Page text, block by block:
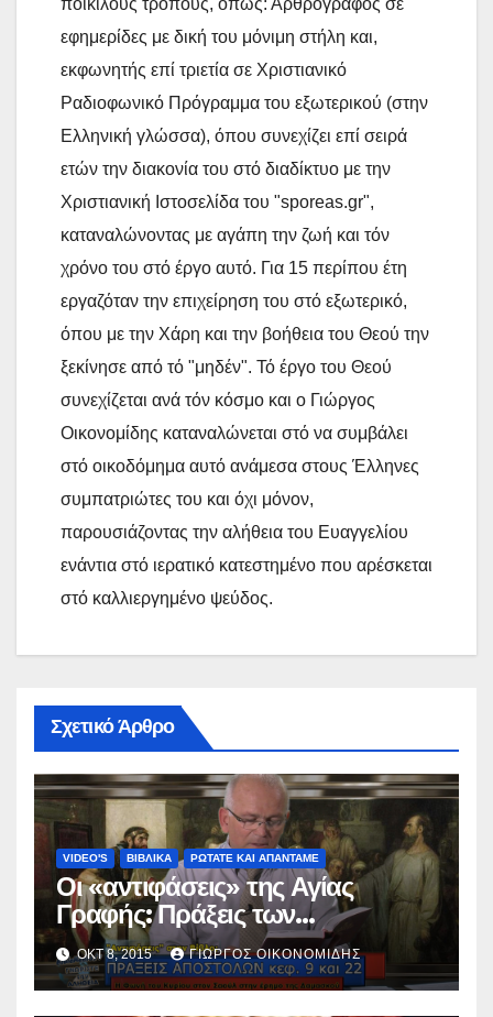
ποικίλους τρόπους, όπως: Αρθρογράφος σε
εφημερίδες με δική του μόνιμη στήλη και,
εκφωνητής επί τριετία σε Χριστιανικό
Ραδιοφωνικό Πρόγραμμα του εξωτερικού (στην
Ελληνική γλώσσα), όπου συνεχίζει επί σειρά
ετών την διακονία του στό διαδίκτυο με την
Χριστιανική Ιστοσελίδα του "sporeas.gr",
καταναλώνοντας με αγάπη την ζωή και τόν
χρόνο του στό έργο αυτό. Για 15 περίπου έτη
εργαζόταν την επιχείρηση του στό εξωτερικό,
όπου με την Χάρη και την βοήθεια του Θεού την
ξεκίνησε από τό "μηδέν". Τό έργο του Θεού
συνεχίζεται ανά τόν κόσμο και ο Γιώργος
Οικονομίδης καταναλώνεται στό να συμβάλει
στό οικοδόμημα αυτό ανάμεσα στους Έλληνες
συμπατριώτες του και όχι μόνον,
παρουσιάζοντας την αλήθεια του Ευαγγελίου
ενάντια στό ιερατικό κατεστημένο που αρέσκεται
στό καλλιεργημένο ψεύδος.
Σχετικό Άρθρο
VIDEO'S ΒΙΒΛΙΚΑ ΡΩΤΑΤΕ ΚΑΙ ΑΠΑΝΤΑΜΕ
Οι «αντιφάσεις» της Αγίας
Γραφής: Πράξεις των
Αποστόλων, κεφάλαια 9 και 22.
ΟΚΤ 8, 2015 ΓΙΏΡΓΟΣ ΟΙΚΟΝΟΜΊΔΗΣ